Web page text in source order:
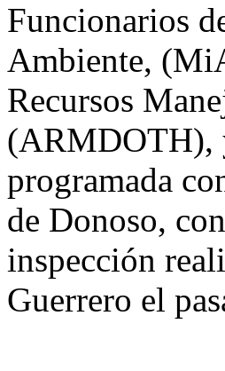
Funcionarios
Ambiente,
Recursos
(ARMDOTH),
programada
de Donoso,
inspección
Guerrero el